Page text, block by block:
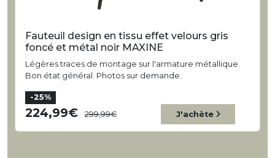
Fauteuil design en tissu effet velours gris
foncé et métal noir MAXINE
Légères traces de montage sur l'armature métallique.
Bon état général. Photos sur demande.
-25%
224,99 299,99 J'achète